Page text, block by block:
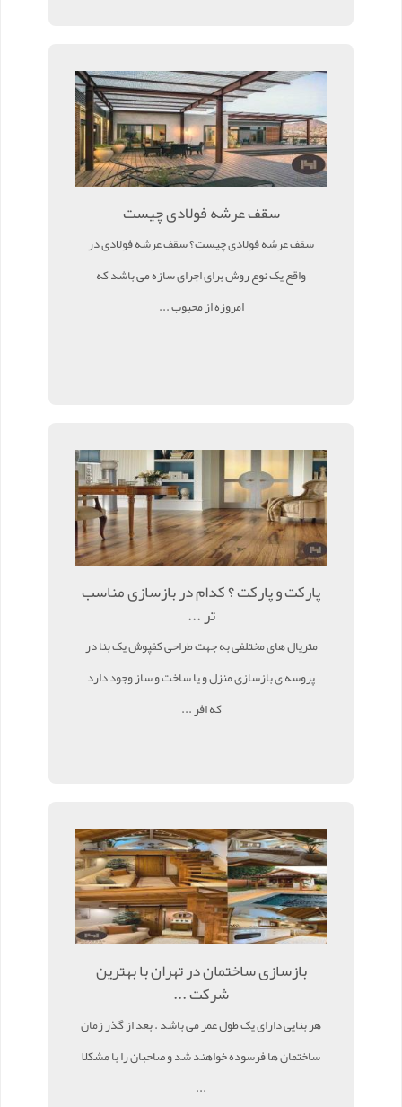
سقف عرشه فولادی چیست
سقف عرشه فولادی چیست؟ سقف عرشه فولادی در
واقع یک نوع روش برای اجرای سازه می باشد که
امروزه از محبوب ...
پارکت و پارکت ؟ کدام در بازسازی مناسب
تر ...
متریال های مختلفی به جهت طراحی کفپوش یک بنا در
پروسه ی بازسازی منزل و یا ساخت و ساز وجود دارد
که افر ...
بازسازی ساختمان در تهران با بهترین
شرکت ...
هر بنایی دارای یک طول عمر می باشد . بعد از گذر زمان
ساختمان ها فرسوده خواهند شد و صاحبان را با مشکلا
...